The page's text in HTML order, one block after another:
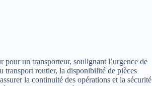
pour un transporteur, soulignant l’urgence de
transport routier, la disponibilité de pièces
la continuité des opérations et la sécurité